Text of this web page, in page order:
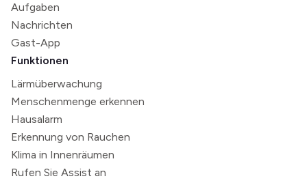
Aufgaben
Nachrichten
Gast-App
Funktionen
Lärmüberwachung
Menschenmenge erkennen
Hausalarm
Erkennung von Rauchen
Klima in Innenräumen
Rufen Sie Assist an